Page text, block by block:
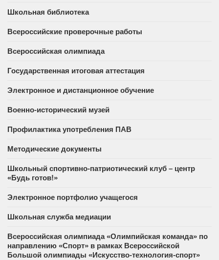
Школьная библиотека
Всероссийские проверочные работы
Всероссийская олимпиада
Государственная итоговая аттестация
Электронное и дистанционное обучение
Военно-исторический музей
Профилактика употребления ПАВ
Методические документы
Школьный спортивно-патриотический клуб – центр
«Будь готов!»
Электронное портфолио учащегося
Школьная служба медиации
Всероссийская олимпиада «Олимпийская команда» по
направлению «Спорт» в рамках Всероссийской
Большой олимпиады «Искусство-технология-спорт»